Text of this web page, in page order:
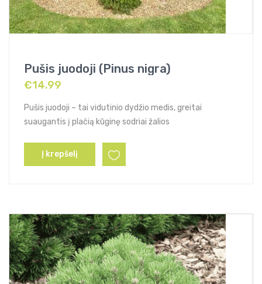
Pušis juodoji (Pinus nigra)
€14.99
Pušis juodoji – tai vidutinio dydžio medis, greitai
suaugantis į plačią kūginę sodriai žalios
Į krepšelį